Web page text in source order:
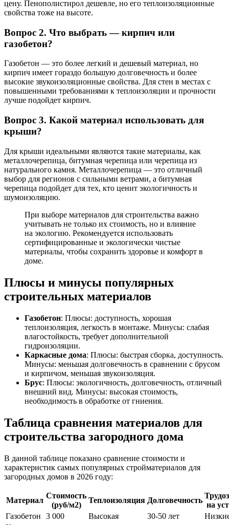
цену. Пенополистирол дешевле, но его теплоизоляционные
свойства тоже на высоте.
Вопрос 2. Что выбрать — кирпич или
газобетон?
Газобетон — это более легкий и дешевый материал, но
кирпич имеет гораздо большую долговечность и более
высокие звукоизоляционные свойства. Для стен в местах с
повышенными требованиями к теплоизоляции и прочности
лучше подойдет кирпич.
Вопрос 3. Какой материал использовать для
крыши?
Для крыши идеальными являются такие материалы, как
металлочерепица, битумная черепица или черепица из
натурального камня. Металлочерепица — это отличный
выбор для регионов с сильными ветрами, а битумная
черепица подойдет для тех, кто ценит экологичность и
шумоизоляцию.
При выборе материалов для строительства важно
учитывать не только их стоимость, но и влияние
на экологию. Рекомендуется использовать
сертифицированные и экологически чистые
материалы, чтобы сохранить здоровье и комфорт в
доме.
Плюсы и минусы популярных
строительных материалов
Газобетон: Плюсы: доступность, хорошая
теплоизоляция, легкость в монтаже. Минусы: слабая
влагостойкость, требует дополнительной
гидроизоляции.
Каркасные дома: Плюсы: быстрая сборка, доступность.
Минусы: меньшая долговечность в сравнении с брусом
и кирпичом, меньшая звукоизоляция.
Брус: Плюсы: экологичность, долговечность, отличный
внешний вид. Минусы: высокая стоимость,
необходимость в обработке от гниения.
Таблица сравнения материалов для
строительства загородного дома
В данной таблице показано сравнение стоимости и
характеристик самых популярных стройматериалов для
загородных домов в 2026 году:
Материал
Стоимость
(руб/м2)
Теплоизоляция Долговечность
на
Газобетон
3 000 Высокая 30-50 лет